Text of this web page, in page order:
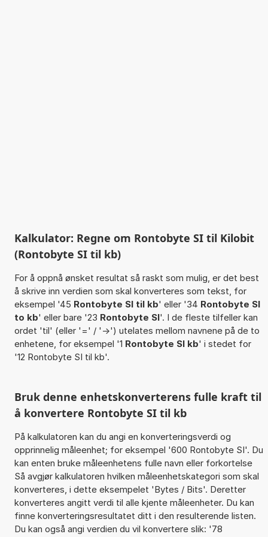
Kalkulator: Regne om Rontobyte SI til Kilobit
(Rontobyte SI til kb)
For å oppnå ønsket resultat så raskt som mulig, er det best
å skrive inn verdien som skal konverteres som tekst, for
eksempel '45 Rontobyte SI til kb' eller '34 Rontobyte SI
to kb' eller bare '23 Rontobyte SI'. I de fleste tilfeller kan
ordet 'til' (eller '=' / '->') utelates mellom navnene på de to
enhetene, for eksempel '1 Rontobyte SI kb' i stedet for
'12 Rontobyte SI til kb'.
Bruk denne enhetskonverterens fulle kraft til
å konvertere Rontobyte SI til kb
På kalkulatoren kan du angi en konverteringsverdi og
opprinnelig måleenhet; for eksempel '600 Rontobyte SI'. Du
kan enten bruke måleenhetens fulle navn eller forkortelse
Så avgjør kalkulatoren hvilken måleenhetskategori som skal
konverteres, i dette eksempelet 'Bytes / Bits'. Deretter
konverteres angitt verdi til alle kjente måleenheter. Du kan
finne konverteringsresultatet ditt i den resulterende listen.
Du kan også angi verdien du vil konvertere slik: '78